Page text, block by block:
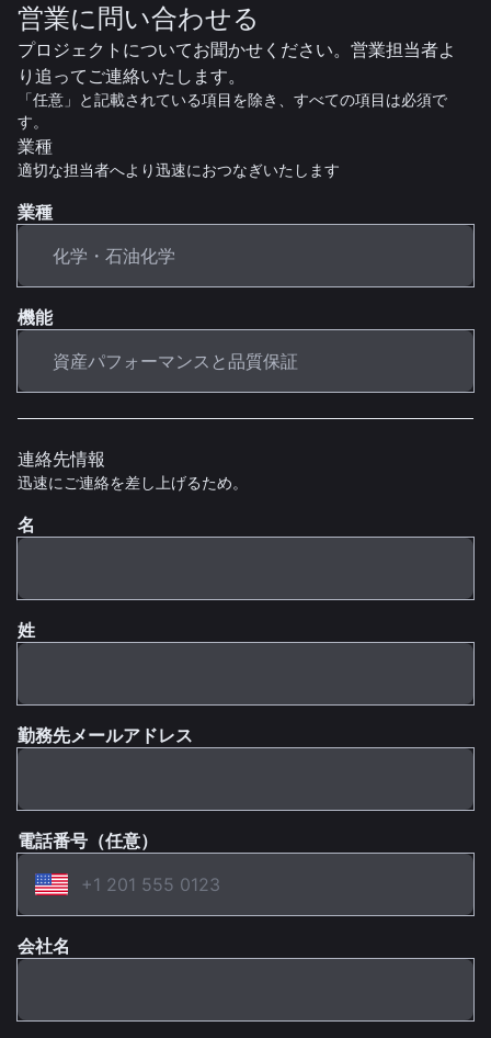
営業に問い合わせる
プロジェクトについてお聞かせください。営業担当者よ
り追ってご連絡いたします。
「任意」と記載されている項目を除き、すべての項目は必須で
す。
業種
適切な担当者へより迅速におつなぎいたします
業種
機能
連絡先情報
迅速にご連絡を差し上げるため。
名
姓
勤務先メールアドレス
電話番号（任意）
会社名